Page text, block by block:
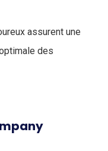
assurent une
des